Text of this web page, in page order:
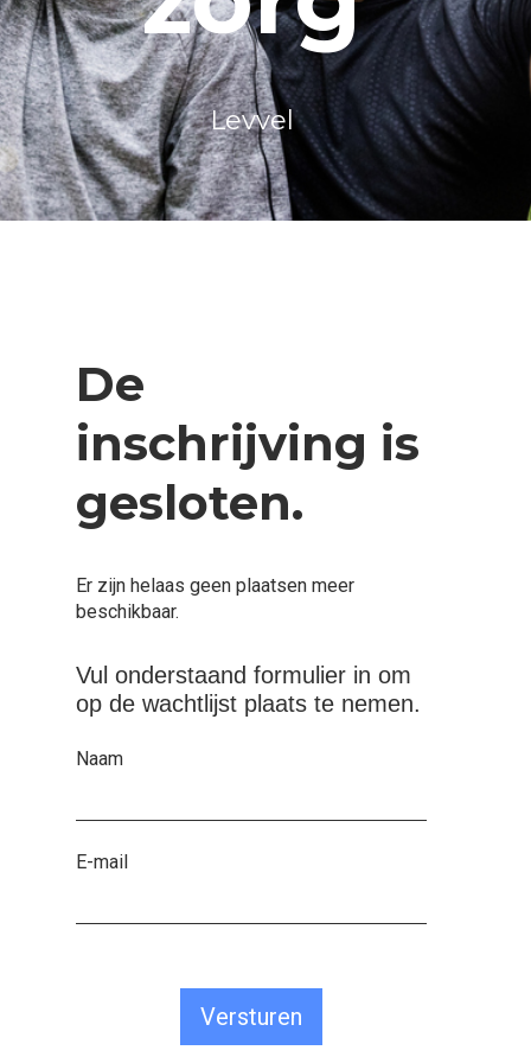
Levvel
De
inschrijving is
gesloten.
Er zijn helaas geen plaatsen meer
beschikbaar.
Vul onderstaand formulier in om
op de wachtlijst plaats te nemen.
Naam
E-mail
Versturen